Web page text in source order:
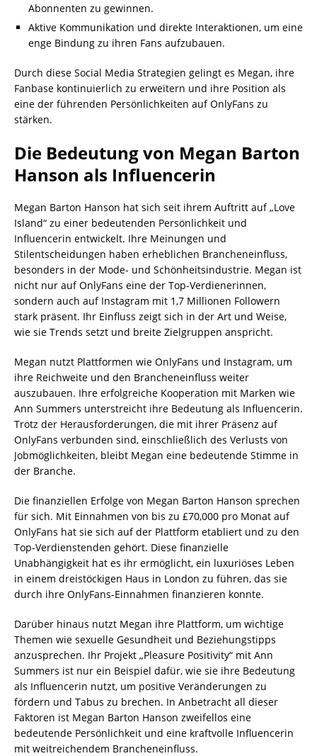
Abonnenten zu gewinnen.
Aktive Kommunikation und direkte Interaktionen, um eine
enge Bindung zu ihren Fans aufzubauen.
Durch diese Social Media Strategien gelingt es Megan, ihre
Fanbase kontinuierlich zu erweitern und ihre Position als
eine der führenden Persönlichkeiten auf OnlyFans zu
stärken.
Die Bedeutung von Megan Barton
Hanson als Influencerin
Megan Barton Hanson hat sich seit ihrem Auftritt auf „Love
Island“ zu einer bedeutenden Persönlichkeit und
Influencerin entwickelt. Ihre Meinungen und
Stilentscheidungen haben erheblichen Brancheneinfluss,
besonders in der Mode- und Schönheitsindustrie. Megan ist
nicht nur auf OnlyFans eine der Top-Verdienerinnen,
sondern auch auf Instagram mit 1,7 Millionen Followern
stark präsent. Ihr Einfluss zeigt sich in der Art und Weise,
wie sie Trends setzt und breite Zielgruppen anspricht.
Megan nutzt Plattformen wie OnlyFans und Instagram, um
ihre Reichweite und den Brancheneinfluss weiter
auszubauen. Ihre erfolgreiche Kooperation mit Marken wie
Ann Summers unterstreicht ihre Bedeutung als Influencerin.
Trotz der Herausforderungen, die mit ihrer Präsenz auf
OnlyFans verbunden sind, einschließlich des Verlusts von
Jobmöglichkeiten, bleibt Megan eine bedeutende Stimme in
der Branche.
Die finanziellen Erfolge von Megan Barton Hanson sprechen
für sich. Mit Einnahmen von bis zu £70,000 pro Monat auf
OnlyFans hat sie sich auf der Plattform etabliert und zu den
Top-Verdienstenden gehört. Diese finanzielle
Unabhängigkeit hat es ihr ermöglicht, ein luxuriöses Leben
in einem dreistöckigen Haus in London zu führen, das sie
durch ihre OnlyFans-Einnahmen finanzieren konnte.
Darüber hinaus nutzt Megan ihre Plattform, um wichtige
Themen wie sexuelle Gesundheit und Beziehungstipps
anzusprechen. Ihr Projekt „Pleasure Positivity“ mit Ann
Summers ist nur ein Beispiel dafür, wie sie ihre Bedeutung
als Influencerin nutzt, um positive Veränderungen zu
fördern und Tabus zu brechen. In Anbetracht all dieser
Faktoren ist Megan Barton Hanson zweifellos eine
bedeutende Persönlichkeit und eine kraftvolle Influencerin
mit weitreichendem Brancheneinfluss.